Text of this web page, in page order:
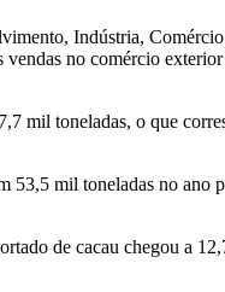
Indústria,
no comércio
mil toneladas, o que
mil toneladas no
de cacau chegou a